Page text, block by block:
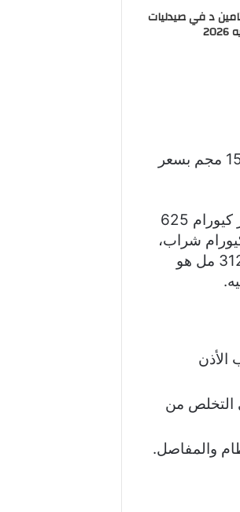
د في صيدليات
كيورام في كافة الصيدليات داخل مصر بأسعار: الشراب بتركيز 156 مجم بسعر
سعر كيورام 1 جم أقراص هو 113 جنيه لعبوة تحتوي على 12 قرص. أما سعر كيورام 625
لأسعار كيورام شراب،
فإن سعر 156 مل هو 25.25 جنيه، وسعر 228 مل هو 30.75 جنيه، وسعر 312 مل هو
الأذن
التخلص من
والمفاصل.